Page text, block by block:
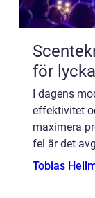
för
I dagens
effektivitet
maximera
fel är det
plats. En av
Tobias